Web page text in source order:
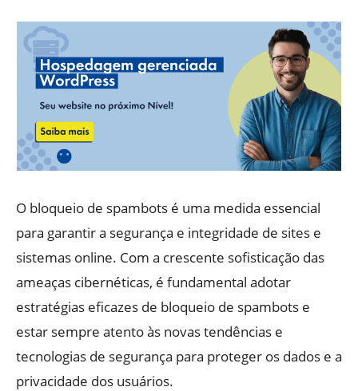
O bloqueio de spambots é uma medida essencial
para garantir a segurança e integridade de sites e
sistemas online. Com a crescente sofisticação das
ameaças cibernéticas, é fundamental adotar
estratégias eficazes de bloqueio de spambots e
estar sempre atento às novas tendências e
tecnologias de segurança para proteger os dados e a
privacidade dos usuários.